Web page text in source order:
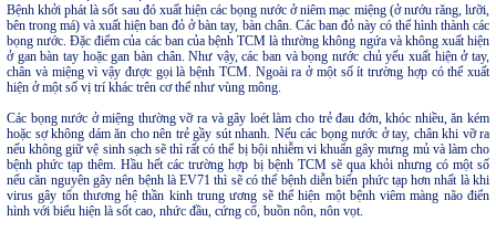
Bệnh khởi phát là sốt sau đó xuất hiện các bọng nước ở niêm mạc miệng (ở nướu răng, lưỡi,
bên trong má) và xuất hiện ban đỏ ở bàn tay, bàn chân. Các ban đỏ này có thể hình thành các
bọng nước. Đặc điểm của các ban của bệnh TCM là thường không ngứa và không xuất hiện
ở gan bàn tay hoặc gan bàn chân. Như vậy, các ban và bọng nước chủ yếu xuất hiện ở tay,
chân và miệng vì vậy được gọi là bệnh TCM. Ngoài ra ở một số ít trường hợp có thể xuất
hiện ở một số vị trí khác trên cơ thể như vùng mông.
Các bọng nước ở miệng thường vỡ ra và gây loét làm cho trẻ đau đớn, khóc nhiều, ăn kém
hoặc sợ không dám ăn cho nên trẻ gầy sút nhanh. Nếu các bọng nước ở tay, chân khi vỡ ra
nếu không giữ vệ sinh sạch sẽ thì rất có thể bị bội nhiễm vi khuẩn gây mưng mủ và làm cho
bệnh phức tạp thêm. Hầu hết các trường hợp bị bệnh TCM sẽ qua khỏi nhưng có một số
nếu căn nguyên gây nên bệnh là EV71 thì sẽ có thể bệnh diễn biến phức tạp hơn nhất là khi
virus gây tổn thương hệ thần kinh trung ương sẽ thể hiện một bệnh viêm màng não điển
hình với biểu hiện là sốt cao, nhức đầu, cứng cổ, buồn nôn, nôn vọt.